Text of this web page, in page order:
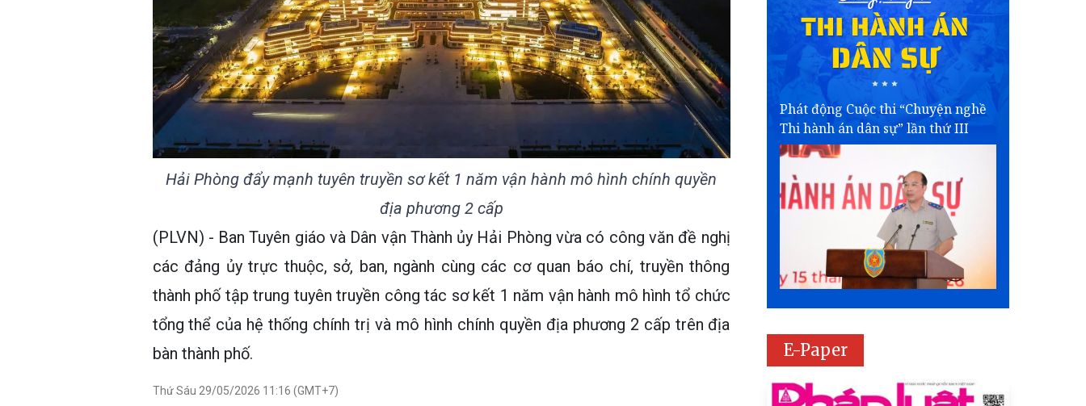
Hải Phòng đẩy mạnh tuyên truyền sơ kết 1 năm vận hành mô hình chính quyền
địa phương 2 cấp
(PLVN) - Ban Tuyên giáo và Dân vận Thành ủy Hải Phòng vừa có công văn đề nghị
các đảng ủy trực thuộc, sở, ban, ngành cùng các cơ quan báo chí, truyền thông
thành phố tập trung tuyên truyền công tác sơ kết 1 năm vận hành mô hình tổ chức
tổng thể của hệ thống chính trị và mô hình chính quyền địa phương 2 cấp trên địa
bàn thành phố.
Thứ Sáu 29/05/2026 11:16 (GMT+7)
Phát động Cuộc thi “Chuyện nghề
Thi hành án dân sự” lần thứ III
E-Paper